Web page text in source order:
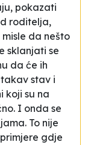
pokazati
roditelja,
da nešto
sklanjati se
da će ih
stav i
koji su na
I onda se
To nije
gdje